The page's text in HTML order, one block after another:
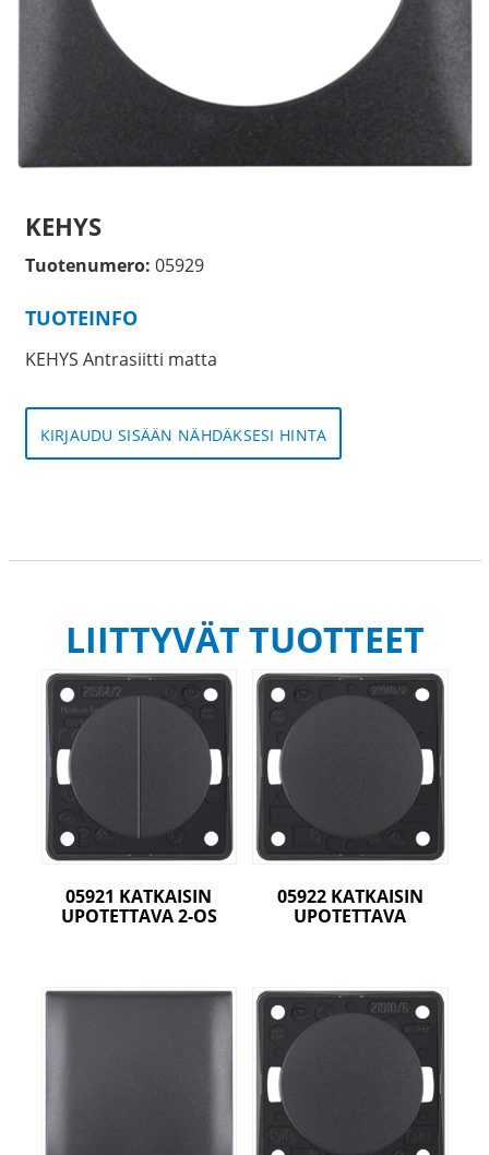
KEHYS
Tuotenumero: 05929
TUOTEINFO
KEHYS Antrasiitti matta
KIRJAUDU SISÄÄN NÄHDÄKSESI HINTA
LIITTYVÄT TUOTTEET
05921 KATKAISIN
UPOTETTAVA 2-OS
05922 KATKAISIN
UPOTETTAVA